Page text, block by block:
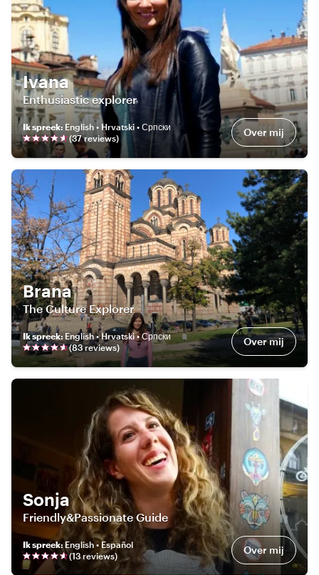
Ivana
Enthusiastic explorer
Ik spreek: English • Hrvatski • Српски
(37reviews) Over mij
Brana
The Culture Explorer
Ik spreek: English • Hrvatski • Српски
(83reviews) Over mij
Sonja
Friendly&Passionate Guide
Ik spreek: English • Español
(13reviews) Over mij